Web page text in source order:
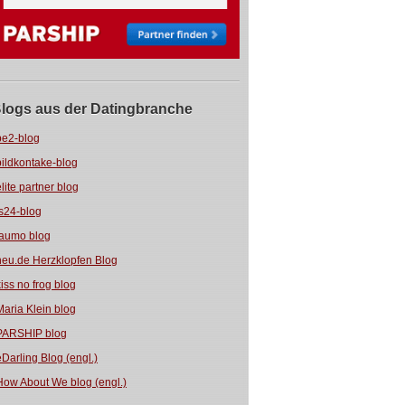
aus der Datingbranche
blog
blog
partner blog
blog
blog
Herzklopfen Blog
no frog blog
Klein blog
blog
Blog (engl.)
About We blog (engl.)